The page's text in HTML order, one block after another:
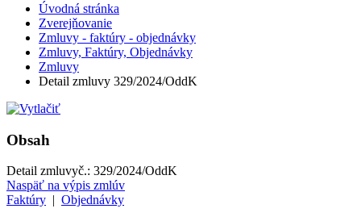
Úvodná stránka
Zverejňovanie
Zmluvy - faktúry - objednávky
Zmluvy, Faktúry, Objednávky
Zmluvy
Detail zmluvy 329/2024/OddK
Obsah
Detail zmluvyč.: 329/2024/OddK
Naspäť na výpis zmlúv
Faktúry | Objednávky